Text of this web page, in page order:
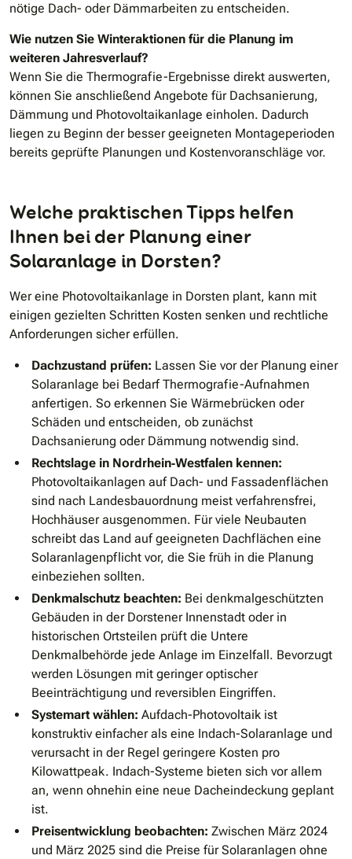
nötige Dach- oder Dämmarbeiten zu entscheiden.
Wie nutzen Sie Winteraktionen für die Planung im
weiteren Jahresverlauf?
Wenn Sie die Thermografie-Ergebnisse direkt auswerten,
können Sie anschließend Angebote für Dachsanierung,
Dämmung und Photovoltaikanlage einholen. Dadurch
liegen zu Beginn der besser geeigneten Montageperioden
bereits geprüfte Planungen und Kostenvoranschläge vor.
Welche praktischen Tipps helfen
Ihnen bei der Planung einer
Solaranlage in Dorsten?
Wer eine Photovoltaikanlage in Dorsten plant, kann mit
einigen gezielten Schritten Kosten senken und rechtliche
Anforderungen sicher erfüllen.
Dachzustand prüfen: Lassen Sie vor der Planung einer
Solaranlage bei Bedarf Thermografie-Aufnahmen
anfertigen. So erkennen Sie Wärmebrücken oder
Schäden und entscheiden, ob zunächst
Dachsanierung oder Dämmung notwendig sind.
Rechtslage in Nordrhein‑Westfalen kennen:
Photovoltaikanlagen auf Dach- und Fassadenflächen
sind nach Landesbauordnung meist verfahrensfrei,
Hochhäuser ausgenommen. Für viele Neubauten
schreibt das Land auf geeigneten Dachflächen eine
Solaranlagenpflicht vor, die Sie früh in die Planung
einbeziehen sollten.
Denkmalschutz beachten: Bei denkmalgeschützten
Gebäuden in der Dorstener Innenstadt oder in
historischen Ortsteilen prüft die Untere
Denkmalbehörde jede Anlage im Einzelfall. Bevorzugt
werden Lösungen mit geringer optischer
Beeinträchtigung und reversiblen Eingriffen.
Systemart wählen: Aufdach-Photovoltaik ist
konstruktiv einfacher als eine Indach-Solaranlage und
verursacht in der Regel geringere Kosten pro
Kilowattpeak. Indach-Systeme bieten sich vor allem
an, wenn ohnehin eine neue Dacheindeckung geplant
ist.
Preisentwicklung beobachten: Zwischen März 2024
und März 2025 sind die Preise für Solaranlagen ohne